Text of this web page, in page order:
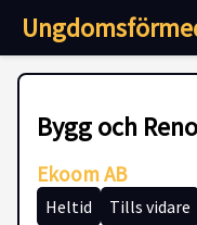
Bygg och
Ekoom AB
Heltid Tills vidare